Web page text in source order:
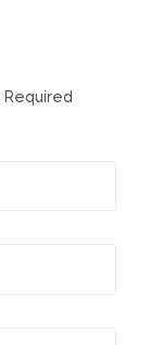
Required